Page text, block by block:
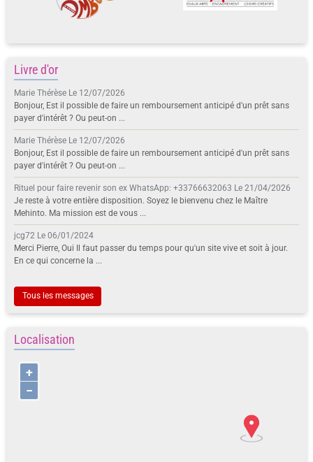
Livre d'or
Marie Thérèse Le 12/07/2026
Bonjour, Est il possible de faire un remboursement anticipé d'un prêt sans
payer d'intérêt ? Ou peut-on ...
Marie Thérèse Le 12/07/2026
Bonjour, Est il possible de faire un remboursement anticipé d'un prêt sans
payer d'intérêt ? Ou peut-on ...
Rituel pour faire revenir son ex WhatsApp: +33766632063 Le 21/04/2026
Je reste à votre entière disposition. Soyez le bienvenu chez le Maître
Mehinto. Ma mission est de vous ...
jcg72 Le 06/01/2024
Merci Pierre, Oui Il faut passer du temps pour qu'un site vive et soit à jour.
En ce qui concerne la ...
Tous les messages
Localisation
+
−